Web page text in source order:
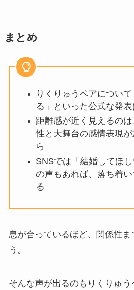
まとめ
りくりゅうペアについ
る」といった公式な発
距離感が近く見えるの
性と大舞台の感情表現
ら
SNSでは「結婚してほ
の声もあれば、落ち着
る
息が合っているほど、関係性ま
う。
そんな声が出るのもりくりゅう